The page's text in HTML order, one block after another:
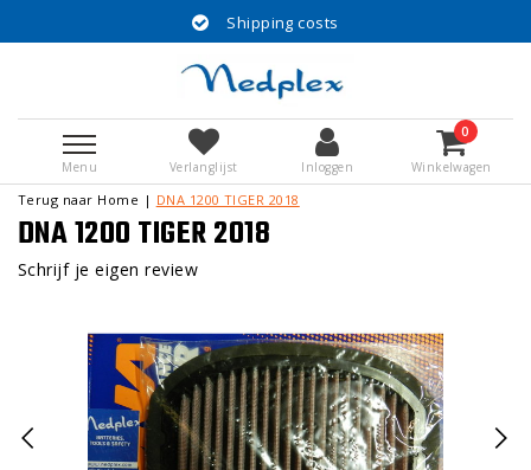
Shipping costs
Menu Verlanglijst Inloggen
0
Winkelwagen
Terug naar Home | DNA 1200 TIGER 2018
DNA 1200 TIGER 2018
Schrijf je eigen review